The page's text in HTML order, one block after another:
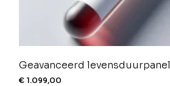
Geavanceerd levensduurpanel
€ 1.099,00